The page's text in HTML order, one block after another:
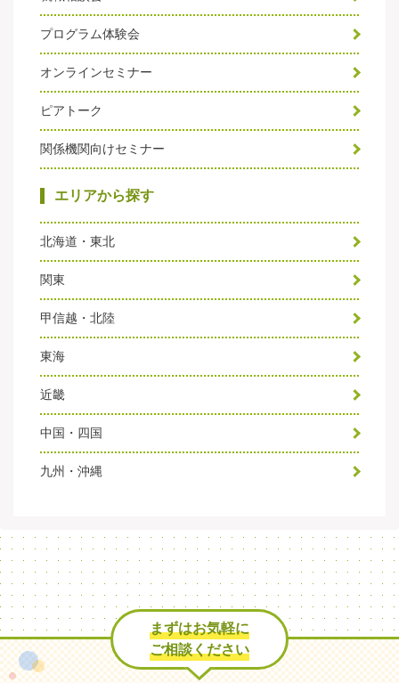
プログラム体験会
オンラインセミナー
ピアトーク
関係機関向けセミナー
エリアから探す
北海道・東北
関東
甲信越・北陸
東海
近畿
中国・四国
九州・沖縄
まずはお気軽に
ご相談ください